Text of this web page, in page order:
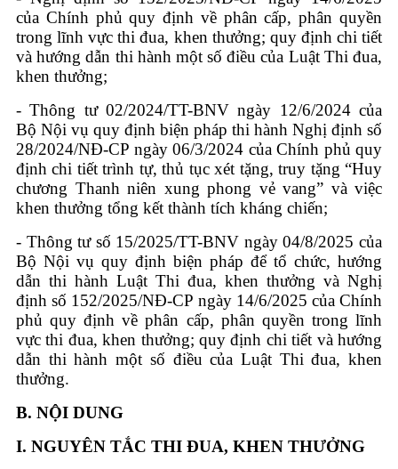
của Chính phủ quy định về phân cấp, phân quyền
trong lĩnh vực thi đua, khen thưởng; quy định chi tiết
và hướng dẫn thi hành một số điều của Luật Thi đua,
khen thưởng;
- Thông tư 02/2024/TT-BNV ngày 12/6/2024 của
Bộ Nội vụ quy định biện pháp thi hành Nghị định số
28/2024/NĐ-CP ngày 06/3/2024 của Chính phủ quy
định chi tiết trình tự, thủ tục xét tặng, truy tặng “Huy
chương Thanh niên xung phong vẻ vang” và việc
khen thưởng tổng kết thành tích kháng chiến;
- Thông tư số 15/2025/TT-BNV ngày 04/8/2025 của
Bộ Nội vụ quy định biện pháp để tổ chức, hướng
dẫn thi hành Luật Thi đua, khen thưởng và Nghị
định số 152/2025/NĐ-CP ngày 14/6/2025 của Chính
phủ quy định về phân cấp, phân quyền trong lĩnh
vực thi đua, khen thưởng; quy định chi tiết và hướng
dẫn thi hành một số điều của Luật Thi đua, khen
thưởng.
B. NỘI DUNG
I. NGUYÊN TẮC THI ĐUA, KHEN THƯỞNG